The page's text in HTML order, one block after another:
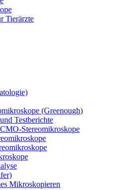
Tierärzte
(Greenough)
Testberichte
Stereomikroskope
Mikroskopieren